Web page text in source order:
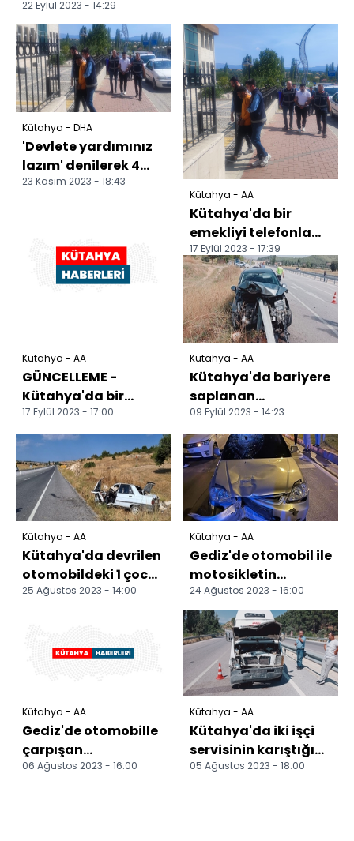
22 Eylül 2023 - 14:29
Kütahya - DHA
'Devlete yardımınız
lazım' denilerek 4
milyon lira
23 Kasım 2023 - 18:43
Kütahya - AA
GÜNCELLEME -
Kütahya'da bir
emekliyi telefonla
dolandıran 3 şüpheli
17 Eylül 2023 - 17:00
Kütahya - AA
Kütahya'da bir
emekliyi telefonla
dolandıran 3 şüpheli
yakalandı
17 Eylül 2023 - 17:39
Kütahya - AA
Kütahya'da bariyere
saplanan
otomobildeki 2 kişi
yaralandı
09 Eylül 2023 - 14:23
Kütahya - AA
Kütahya'da devrilen
otomobildeki 1 çocuk
öldü, 3 kişi yaralandı
25 Ağustos 2023 - 14:00
Kütahya - AA
Gediz'de otomobil ile
motosikletin
çarpıştığı kazada 3
kişi yaralandı
24 Ağustos 2023 - 16:00
Kütahya - AA
Gediz'de otomobille
çarpışan
motosikletteki 1 kişi
06 Ağustos 2023 - 16:00
Kütahya - AA
Kütahya'da iki işçi
servisinin karıştığı
kazada 7 kişi
05 Ağustos 2023 - 18:00